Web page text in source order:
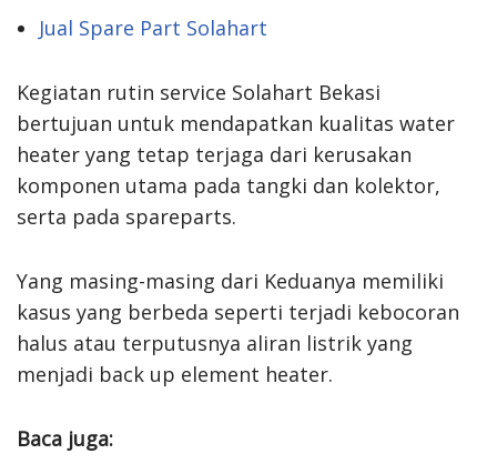
Jual Spare Part Solahart
Kegiatan rutin service Solahart Bekasi
bertujuan untuk mendapatkan kualitas water
heater yang tetap terjaga dari kerusakan
komponen utama pada tangki dan kolektor,
serta pada spareparts.
Yang masing-masing dari Keduanya memiliki
kasus yang berbeda seperti terjadi kebocoran
halus atau terputusnya aliran listrik yang
menjadi back up element heater.
Baca juga: